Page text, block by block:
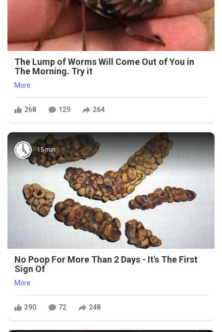
The Lump of Worms Will Come Out of You in
The Morning. Try it
More
268 129 264
15 min
No Poop For More Than 2 Days - It's The First
Sign Of
More
390 72 248